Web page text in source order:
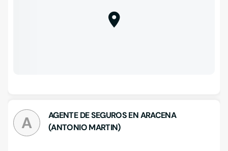
A
AGENTE DE SEGUROS EN ARACENA
(ANTONIO MARTIN)